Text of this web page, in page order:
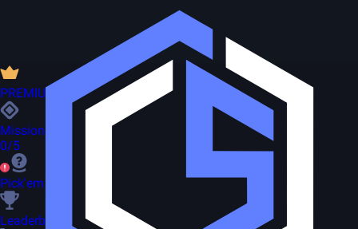
PREMIUM
Missionen
0/5
Pick'em
Leaderboard